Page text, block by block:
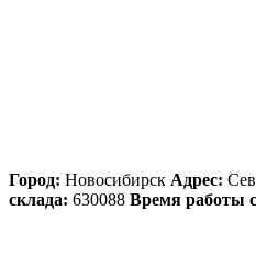
Город: Новосибирск Адрес:
склада: 630088 Время работы